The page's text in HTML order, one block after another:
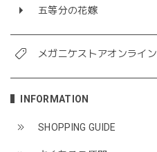
五等分の花嫁
メガニケストアオンライン
INFORMATION
SHOPPING GUIDE